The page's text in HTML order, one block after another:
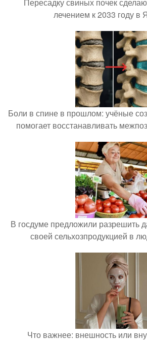
лечением к 2033 году в
Боли в спине в прошлом: учёные
помогает восстанавливать
В госдуме предложили разрешить
своей сельхозпродукцией в
Что важнее: внешность или